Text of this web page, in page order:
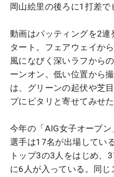
岡山絵里の後ろに1打差で
動画はパッティングを2
タート。フェアウェイか
風になびく深いラフから
ーンオン。低い位置から
は、グリーンの起伏や芝
プにピタリと寄せてみせた
今年の「AIG女子オープ
選手は17名が出場してい
トップ3の3人をはじめ、
に6人が入っている。同